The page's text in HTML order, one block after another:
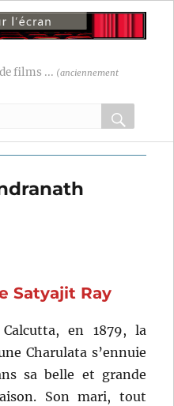
films ... (anciennement
OK
Satyajit Ray
en 1879, la
Charulata s’ennuie
sa belle et grande
Son mari, tout